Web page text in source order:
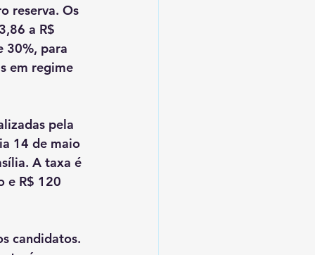
reserva. Os
a R$
30%, para
em regime
pela
14 de maio
A taxa é
e R$ 120
candidatos.